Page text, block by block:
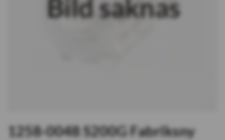
1258-0048 S200G Fabriksny